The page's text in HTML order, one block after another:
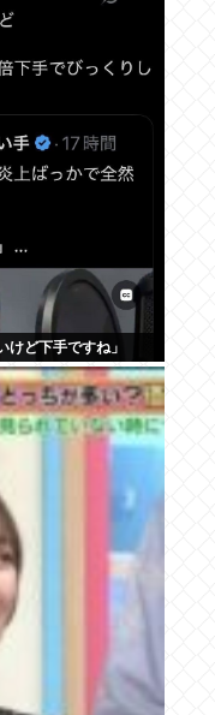
ど下手ですね」